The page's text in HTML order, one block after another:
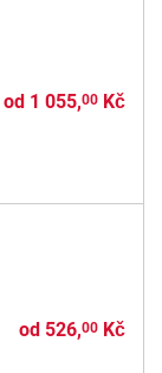
od 1 055,00Kč
od 526,00Kč